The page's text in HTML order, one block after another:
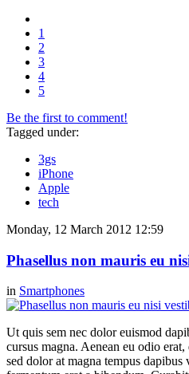
1
2
3
4
5
Be the first to comment!
Tagged under:
3gs
iPhone
Apple
tech
Monday, 12 March 2012 12:59
Phasellus non mauris eu
in Smartphones
Ut quis sem nec dolor euismod
cursus magna. Aenean eu odio
sed dolor at magna tempus